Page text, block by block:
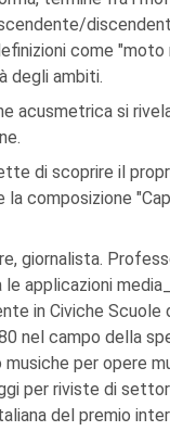
come
degli ambiti.
acusmetrica si
di scoprire il
composizione
giornalista.
applicazioni
in Civiche Scuole
nel campo della
per opere
per riviste di
del premio